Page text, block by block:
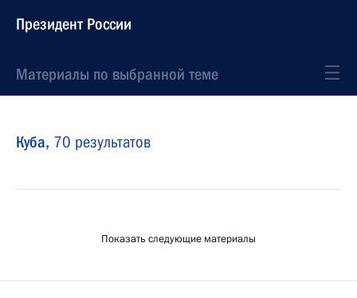
Президент России
Материалы по выбранной теме
Куба, 70 результатов
Показать следующие материалы